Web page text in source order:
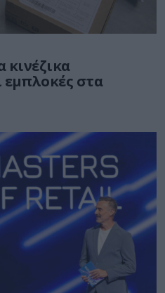
κινέζικα
εμπλοκές στα